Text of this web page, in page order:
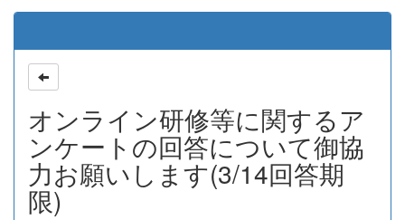
オンライン研修等に関するア
ンケートの回答について御協
力お願いします(3/14回答期
限)